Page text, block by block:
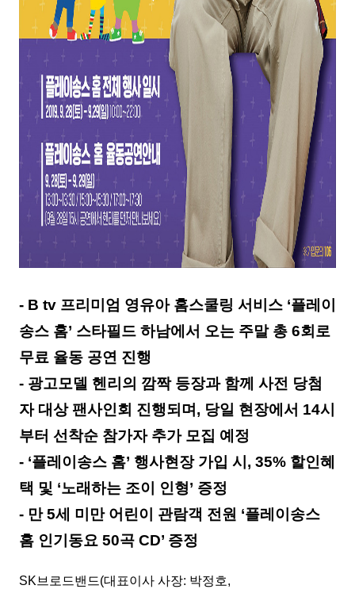
- B tv 프리미엄 영유아 홈스쿨링 서비스 ‘플레이
송스 홈’ 스타필드 하남에서 오는 주말 총 6회로
무료 율동 공연 진행
- 광고모델 헨리의 깜짝 등장과 함께 사전 당첨
자 대상 팬사인회 진행되며, 당일 현장에서 14시
부터 선착순 참가자 추가 모집 예정
- ‘플레이송스 홈’ 행사현장 가입 시, 35% 할인혜
택 및 ‘노래하는 조이 인형’ 증정
- 만 5세 미만 어린이 관람객 전원 ‘플레이송스
홈 인기동요 50곡 CD’ 증정
SK브로드밴드(대표이사 사장: 박정호,